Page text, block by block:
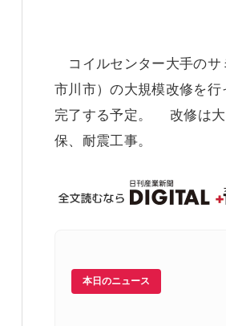
コイルセンター大手のサ
市川市）の大規模改修を
完了する予定。 改修は大
保、耐震工事。
本日のニュース